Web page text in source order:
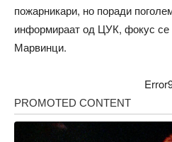
пожарникари, но поради
информираат од ЦУК, фокус се
Марвинци.